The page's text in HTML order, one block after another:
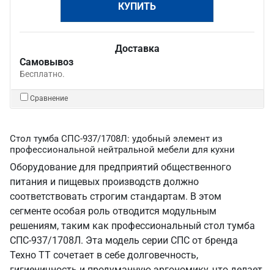
КУПИТЬ
Доставка
Самовывоз
Бесплатно.
Сравнение
Стол тумба СПС-937/1708Л: удобный элемент из
профессиональной нейтральной мебели для кухни
Оборудование для предприятий общественного
питания и пищевых производств должно
соответствовать строгим стандартам. В этом
сегменте особая роль отводится модульным
решениям, таким как профессиональный стол тумба
СПС-937/1708Л. Эта модель серии СПС от бренда
Техно ТТ сочетает в себе долговечность,